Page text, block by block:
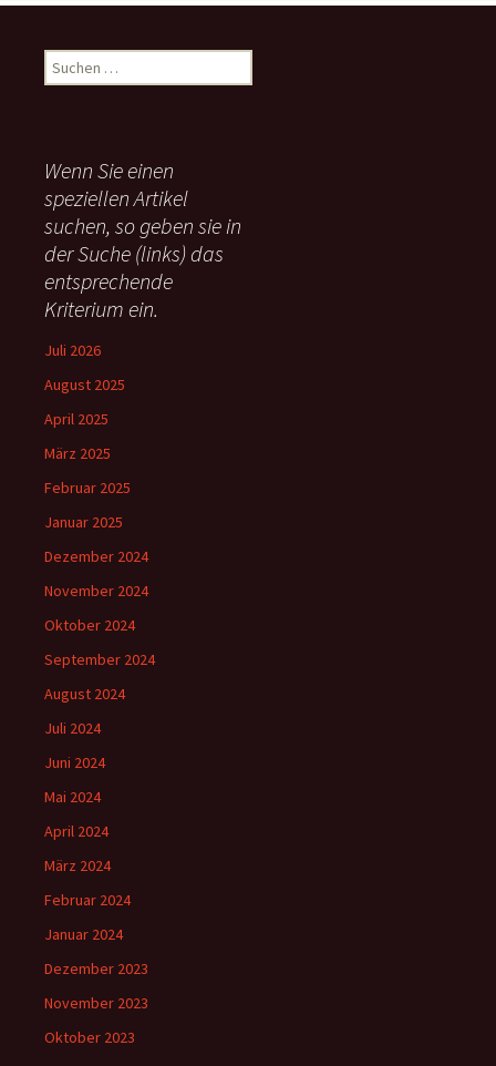
u
n
n
a
c
:
Wenn Sie einen
speziellen Artikel
suchen, so geben sie in
der Suche (links) das
entsprechende
Kriterium ein.
Juli 2026
August 2025
April 2025
März 2025
Februar 2025
Januar 2025
Dezember 2024
November 2024
Oktober 2024
September 2024
August 2024
Juli 2024
Juni 2024
Mai 2024
April 2024
März 2024
Februar 2024
Januar 2024
Dezember 2023
November 2023
Oktober 2023